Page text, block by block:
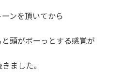
ンを頂いてから
頭がボーっとする感覚が
ました。